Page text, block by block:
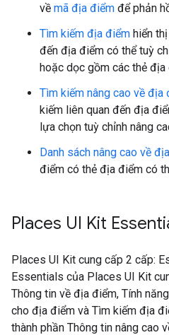
về mã địa điểm để phản
Tìm kiếm địa điểm hiển
đến địa điểm có thể tuỳ
hoặc dọc gồm các thẻ địa
Tìm kiếm nâng cao về địa
kiếm liên quan đến địa
lựa chọn tuỳ chỉnh nâng
Danh sách nâng cao về
điểm có thẻ địa điểm có
Places UI Kit
Places UI Kit cung cấp 2 cấp:
Essentials của Places UI Kit
Thông tin về địa điểm, Tính
cho địa điểm và Tìm kiếm địa
thành phần Thông tin nâng cao